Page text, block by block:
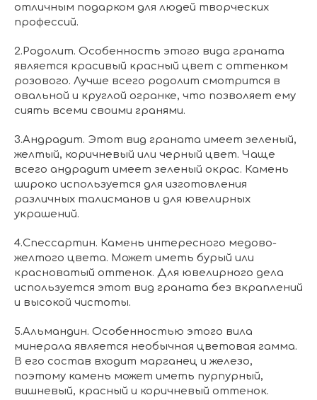
отличным подарком для людей творческих
профессий.
2.Родолит. Особенность этого вида граната
является красивый красный цвет с оттенком
розового. Лучше всего родолит смотрится в
овальной и круглой огранке, что позволяет ему
сиять всеми своими гранями.
3.Андрадит. Этот вид граната имеет зеленый,
желтый, коричневый или черный цвет. Чаще
всего андрадит имеет зеленый окрас. Камень
широко используется для изготовления
различных талисманов и для ювелирных
украшений.
4.Спессартин. Камень интересного медово-
желтого цвета. Может иметь бурый или
красноватый оттенок. Для ювелирного дела
используется этот вид граната без вкраплений
и высокой чистоты.
5.Альмандин. Особенностью этого вила
минерала является необычная цветовая гамма.
В его состав входит марганец и железо,
поэтому камень может иметь пурпурный,
вишневый, красный и коричневый оттенок.